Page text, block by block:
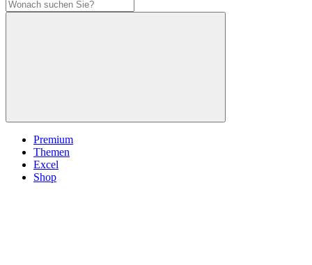
Premium
Themen
Excel
Shop